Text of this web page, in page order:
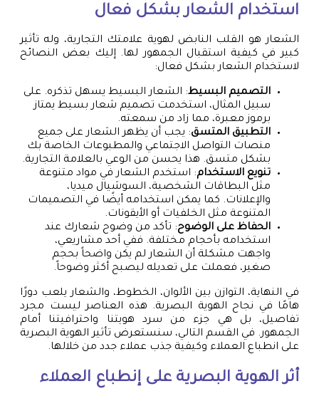
استخدام الشعار بشكل فعال
الشعار هو القلب النابض لهوية علامتك التجارية، وله تأثير
كبير في كيفية استقبال الجمهور لها. إليك بعض النصائح
لاستخدام الشعار بشكل فعال:
التصميم البسيط: الشعار البسيط يسهل تذكره. على
سبيل المثال، استخدمت تصميم شعار بسيط يمتاز
برموز معبرة، مما زاد من سمعته.
التطبيق المتسق: يجب أن يظهر الشعار على جميع
منصات التواصل الاجتماعي والمطبوعات الخاصة بك
بشكل متسق. هذا يحسن من الوعي بالعلامة التجارية.
تنويع الاستخدام: استخدم الشعار في مواد متنوعة
مثل البطاقات الشخصية، السوشيال ميديا،
والإعلانات. كما يمكن استخدامه أيضًا في التصميمات
المتنوعة مثل الخلفيات أو الأيقونات.
الحفاظ على الوضوح: تأكد من وضوح شعارك عند
استخدامه بأحجام مختلفة. ففي أحد مشاريعي،
واجهت مشكلة أن الشعار لم يكن واضحاً بحجم
صغير، فعملت على تعديله ليصبح أكثر وضوحاً.
في النهاية، التوازن بين الألوان، الخطوط، والشعار يلعب دورًا
هامًا في نجاح الهوية البصرية. هذه العناصر ليست مجرد
تفاصيل، بل هي جزء من سرد هويتنا واحترافيتنا أمام
الجمهور. في القسم التالي، سنستعرض تأثير الهوية البصرية
على انطباع العملاء وكيفية جذب عملاء جدد من خلالها.
أثر الهوية البصرية على إنطباع العملاء